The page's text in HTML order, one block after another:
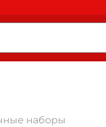
наборы